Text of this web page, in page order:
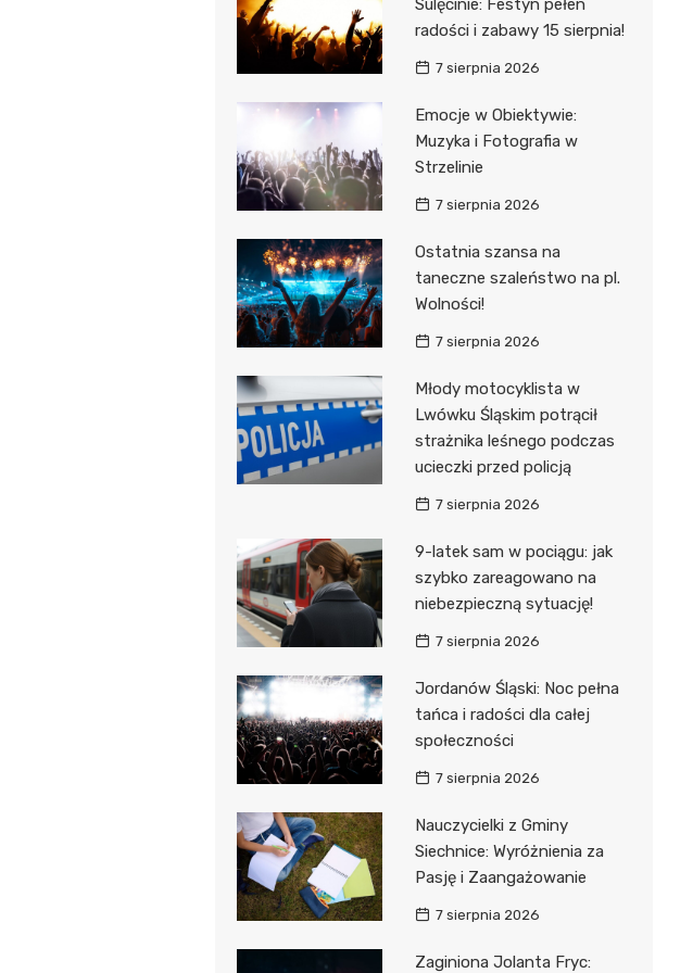
Sulęcinie: Festyn pełen
radości i zabawy 15 sierpnia!
7 sierpnia 2026
Emocje w Obiektywie:
Muzyka i Fotografia w
Strzelinie
7 sierpnia 2026
Ostatnia szansa na
taneczne szaleństwo na pl.
Wolności!
7 sierpnia 2026
Młody motocyklista w
Lwówku Śląskim potrącił
strażnika leśnego podczas
ucieczki przed policją
7 sierpnia 2026
9-latek sam w pociągu: jak
szybko zareagowano na
niebezpieczną sytuację!
7 sierpnia 2026
Jordanów Śląski: Noc pełna
tańca i radości dla całej
społeczności
7 sierpnia 2026
Nauczycielki z Gminy
Siechnice: Wyróżnienia za
Pasję i Zaangażowanie
7 sierpnia 2026
Zaginiona Jolanta Fryc: